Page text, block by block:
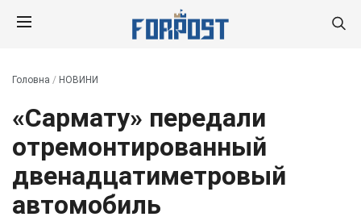
Головна / НОВИНИ
«Сармату» передали
отремонтированный
двенадцатиметровый
автомобиль